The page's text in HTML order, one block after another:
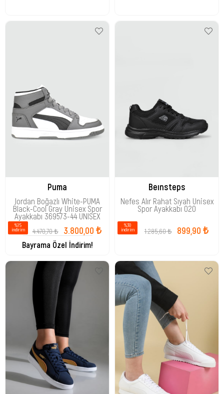
Puma
Jordan Boğazlı White-PUMA
Black-Cool Gray Unisex Spor
Ayakkabı 369573-44 UNISEX
3.800,00 ₺
4.470,70 ₺
Bayrama Özel İndirim!
%15
i̇ndirim
Beınsteps
Nefes Alır Rahat Sıyah Unisex
Spor Ayakkabı 020
899,90 ₺
1.285,60 ₺
%30
i̇ndirim